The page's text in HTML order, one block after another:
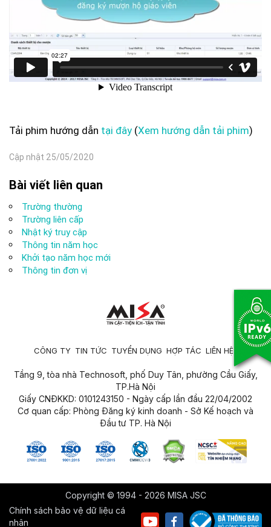
Tải phim hướng dẫn tại đây (Xem hướng dẫn tải phim)
Cập nhật 25/05/2020
Bài viết liên quan
Trường thường
Trường liên cấp
Nhật ký truy cập
Thông tin năm học
Khởi tạo năm học mới
Thông tin đơn vị
CÔNG TY TIN TỨC TUYỂN DỤNG HỢP TÁC LIÊN HỆ
Tầng 9, tòa nhà Technosoft, phố Duy Tân, phường Cầu Giấy,
TP.Hà Nội
Giấy CNĐKKD: 0101243150 - Ngày cấp lần đầu 22/04/2002
Cơ quan cấp: Phòng Đăng ký kinh doanh - Sở Kế hoạch và
Đầu tư TP. Hà Nội
Copyright © 1994 - 2026 MISA JSC
Chính sách bảo vệ dữ liệu cá
nhân